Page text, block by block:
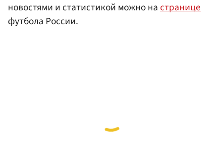
новостями и статистикой можно настранице
футбола России.